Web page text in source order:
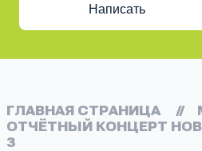
Написать
ГЛАВНАЯ СТРАНИЦА //
ОТЧЁТНЫЙ КОНЦЕРТ
3